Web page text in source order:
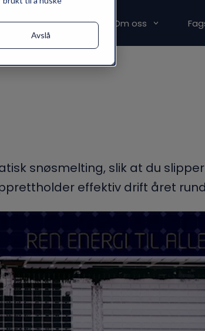
Avslå
Referanser Om oss
snøsmelting, slik at du
effektiv drift året